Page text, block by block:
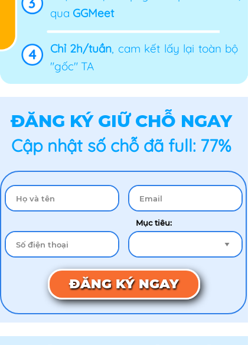
qua GGMeet
Chỉ 2h/tuần, cam kết lấy lại toàn bộ
"gốc" TA
ĐĂNG KÝ NGAY
Mục tiêu:
ĐĂNG KÝ GIỮ CHỖ NGAY
Cập nhật số chỗ đã full: 77%